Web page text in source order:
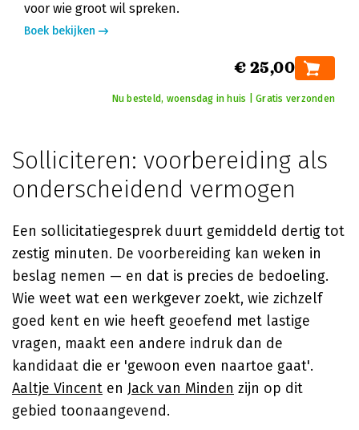
voor wie groot wil spreken.
Boek bekijken
€ 25,00
Nu besteld, woensdag in huis | Gratis verzonden
Solliciteren: voorbereiding als
onderscheidend vermogen
Een sollicitatiegesprek duurt gemiddeld dertig tot
zestig minuten. De voorbereiding kan weken in
beslag nemen — en dat is precies de bedoeling.
Wie weet wat een werkgever zoekt, wie zichzelf
goed kent en wie heeft geoefend met lastige
vragen, maakt een andere indruk dan de
kandidaat die er 'gewoon even naartoe gaat'.
Aaltje Vincent en Jack van Minden zijn op dit
gebied toonaangevend.